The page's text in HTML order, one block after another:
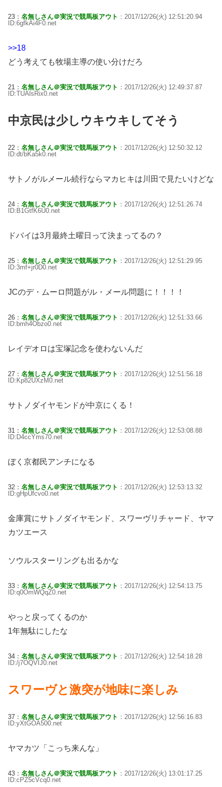
23： 名無しさん＠実況で競馬板アウト ：2017/12/26(火) 12:51:20.94
ID:6gfkAi4F0.net
>>18
どう考えても牧場主導の使い分けだろ
21： 名無しさん＠実況で競馬板アウト ：2017/12/26(火) 12:49:37.87
ID:TUAlsRix0.net
中京民は少しウキウキしてそう
22： 名無しさん＠実況で競馬板アウト ：2017/12/26(火) 12:50:32.12
ID:dt/bKa5k0.net
サトノがルメール続行ならマカヒキは川田で見たいけどな
24： 名無しさん＠実況で競馬板アウト ：2017/12/26(火) 12:51:26.74
ID:B1GtfK6U0.net
ドバイは3月最終土曜日って決まってるの？
25： 名無しさん＠実況で競馬板アウト ：2017/12/26(火) 12:51:29.95
ID:3mf+jr0D0.net
JCのデ・ムーロ問題がル・メール問題に！！！！
26： 名無しさん＠実況で競馬板アウト ：2017/12/26(火) 12:51:33.66
ID:bmh4Obzo0.net
レイデオロは宝塚記念を使わないんだ
27： 名無しさん＠実況で競馬板アウト ：2017/12/26(火) 12:51:56.18
ID:Kp82UXzM0.net
サトノダイヤモンドが中京にくる！
31： 名無しさん＠実況で競馬板アウト ：2017/12/26(火) 12:53:08.88
ID:D4ccYms70.net
ぼく京都民アンチになる
32： 名無しさん＠実況で競馬板アウト ：2017/12/26(火) 12:53:13.32
ID:gHpUfcvo0.net
金庫賞にサトノダイヤモンド、スワーヴリチャード、ヤマ
カツエース
ソウルスターリングも出るかな
33： 名無しさん＠実況で競馬板アウト ：2017/12/26(火) 12:54:13.75
ID:q0OmWQqZ0.net
やっと戻ってくるのか
1年無駄にしたな
34： 名無しさん＠実況で競馬板アウト ：2017/12/26(火) 12:54:18.28
ID:/j7OQVIJ0.net
スワーヴと激突が地味に楽しみ
37： 名無しさん＠実況で競馬板アウト ：2017/12/26(火) 12:56:16.83
ID:yXtGOA500.net
ヤマカツ「こっち来んな」
43： 名無しさん＠実況で競馬板アウト ：2017/12/26(火) 13:01:17.25
ID:cPZ5cVcq0.net